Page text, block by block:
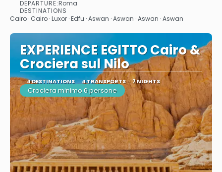
DEPARTURE:Roma
DESTINATIONS
Cairo · Cairo · Luxor · Edfu · Aswan · Aswan · Aswan · Aswan
EXPERIENCE EGITTO Cairo &
Crociera sul Nilo
4 DESTINATIONS 4 TRANSPORTS 7 NIGHTS
Crociera minimo 6 persone